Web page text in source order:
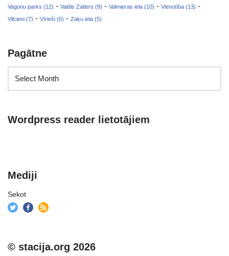
Vagonu parks (12) - Valdis Zatlers (9) - Valmieras iela (10) - Vienotība (13) -
Vilcieni (7) - Vīrieši (6) - Zaķu iela (5)
Pagātne
Wordpress reader lietotājiem
Mediji
Sekot
© stacija.org 2026